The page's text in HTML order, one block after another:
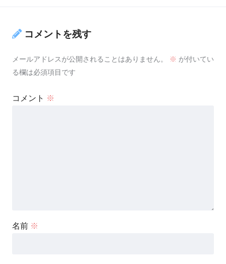
コメントを残す
メールアドレスが公開されることはありません。 ※ が付いてい
る欄は必須項目です
コメント ※
名前 ※